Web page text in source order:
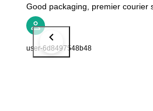
Good packaging, premier courier
user-6d8497548b48